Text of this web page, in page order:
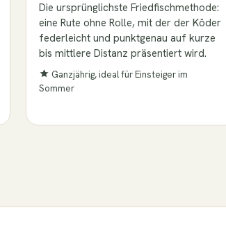
Die ursprünglichste Friedfischmethode:
eine Rute ohne Rolle, mit der der Köder
federleicht und punktgenau auf kurze
bis mittlere Distanz präsentiert wird.
Ganzjährig, ideal für Einsteiger im
Sommer